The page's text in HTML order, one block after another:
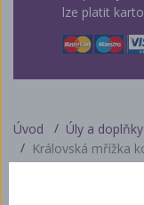
lze platit
Úvod Úly a
Královská mřížka